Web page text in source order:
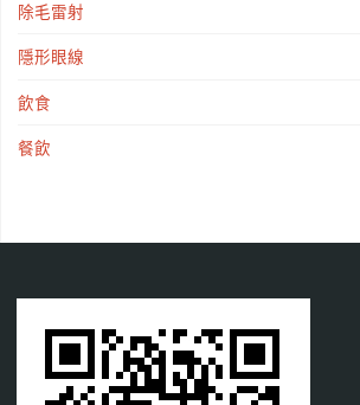
除毛雷射
隱形眼線
飲食
餐飲